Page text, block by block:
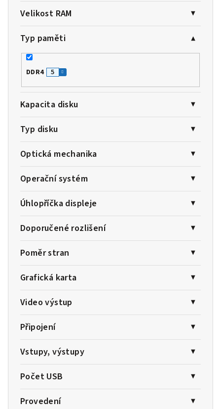
Velikost RAM
Typ paměti
DDR4 5
Kapacita disku
Typ disku
Optická mechanika
Operační systém
Úhlopříčka displeje
Doporučené rozlišení
Poměr stran
Grafická karta
Video výstup
Připojení
Vstupy, výstupy
Počet USB
Provedení